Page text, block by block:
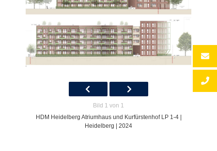
Bild 1 von 1
HDM Heidelberg Atriumhaus und Kurfürstenhof LP 1-4 |
Heidelberg | 2024